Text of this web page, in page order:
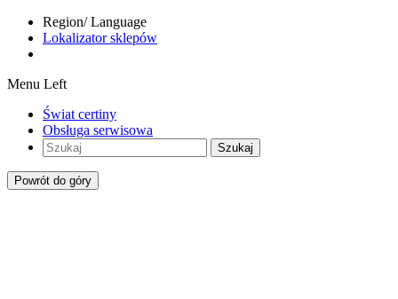
Region/ Language
Lokalizator sklepów
Menu Left
Świat certiny
Obsługa serwisowa
Szukaj
Powrót do góry